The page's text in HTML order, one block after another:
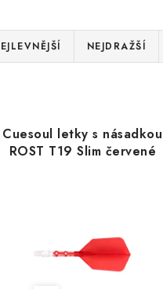
NEJDRAŽŠÍ
Cuesoul letky s násadkou
ROST T19 Slim červené